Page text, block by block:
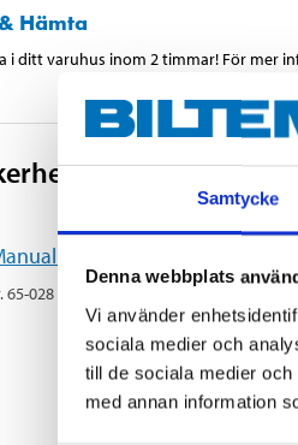
Samtycke
Denna webbplats
Vi använder
sociala medier och
till de sociala medier
med annan information
Hämta
i ditt varuhus inom 2 timmar! För mer
.65-028